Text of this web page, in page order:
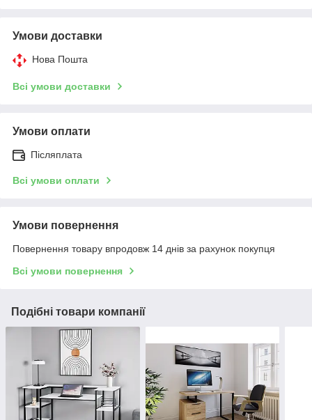
Умови доставки
Нова Пошта
Всі умови доставки
Умови оплати
Післяплата
Всі умови оплати
Умови повернення
Повернення товару впродовж 14 днів за рахунок покупця
Всі умови повернення
Подібні товари компанії